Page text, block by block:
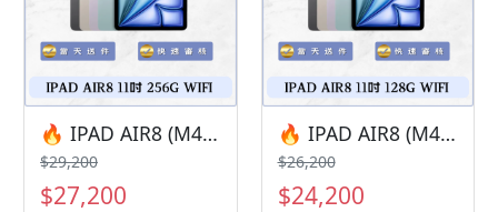
• 店家擁有隨時修改、變
更、暫停活動之權利 下單
前請先私訊和加LINE來幫
您安排快速審核及回報審
核進度 LINE
ID:@kjg6280d 大呼小叫
辰通訊行 雲林縣虎尾鎮林
森路二段200號 電話:05-
6339809 在地經營12年店
• 店家擁有隨時修改、變
更、暫停活動之權利 下單
前請先私訊和加LINE來幫
您安排快速審核及回報審
核進度 LINE
ID:@kjg6280d 大呼小叫
辰通訊行 雲林縣虎尾鎮林
森路二段200號 電話:05-
6339809 在地經營12年店
🔥 IPAD AIR8 (M4) 11吋 256G WIFI 有額度快速過件 🎯 想換新機？現在就是最佳時機！現貨當天審件當天過件即可以馬上寄出
$29,200
$27,200
🔥 IPAD AIR8 (M4) 11吋 128G WIFI 有額度快速過件 🎯 想換新機？現在就是最佳時機！現貨當天審件當天過件即可以馬上寄出
$26,200
$24,200